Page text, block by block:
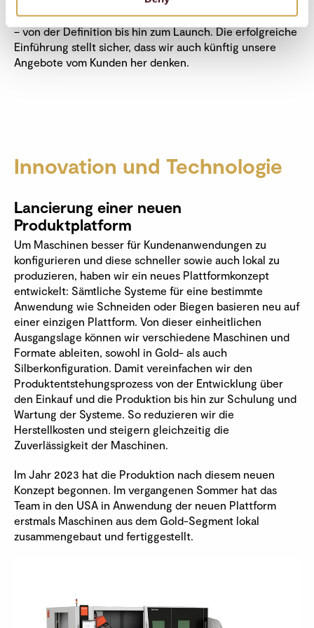
CRM innerhalb von weniger als 16 Monaten einzuführen
– von der Definition bis hin zum Launch. Die erfolgreiche
Einführung stellt sicher, dass wir auch künftig unsere
Angebote vom Kunden her denken.
Innovation und Technologie
Lancierung einer neuen
Produktplatform
Um Maschinen besser für Kundenanwendungen zu
konfigurieren und diese schneller sowie auch lokal zu
produzieren, haben wir ein neues Plattformkonzept
entwickelt: Sämtliche Systeme für eine bestimmte
Anwendung wie Schneiden oder Biegen basieren neu auf
einer einzigen Plattform. Von dieser einheitlichen
Ausgangslage können wir verschiedene Maschinen und
Formate ableiten, sowohl in Gold- als auch
Silberkonfiguration. Damit vereinfachen wir den
Produktentstehungsprozess von der Entwicklung über
den Einkauf und die Produktion bis hin zur Schulung und
Wartung der Systeme. So reduzieren wir die
Herstellkosten und steigern gleichzeitig die
Zuverlässigkeit der Maschinen.
Im Jahr 2023 hat die Produktion nach diesem neuen
Konzept begonnen. Im vergangenen Sommer hat das
Team in den USA in Anwendung der neuen Plattform
erstmals Maschinen aus dem Gold-Segment lokal
zusammengebaut und fertiggestellt.